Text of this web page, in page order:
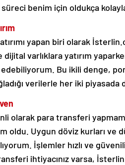
benim için oldukça
yapan biri olarak
varlıklara yatırım
edebiliyorum. Bu ikili denge,
verilerle her iki
olarak para transferi
oldu. Uygun döviz kurları ve
İşlemler hızlı ve
ihtiyacınız varsa,